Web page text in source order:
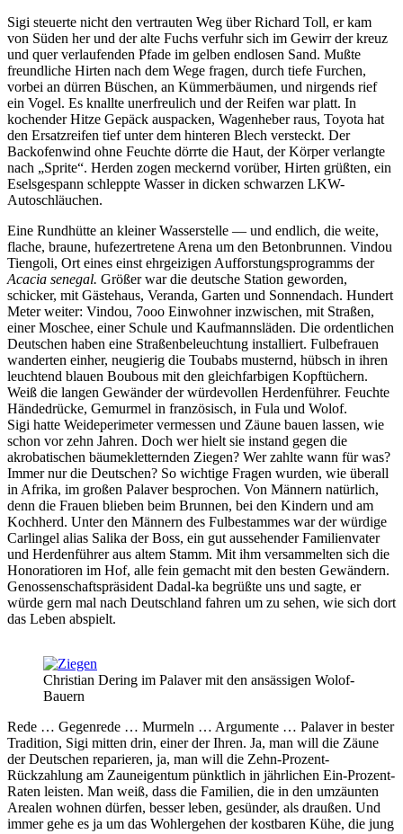
Sigi steuerte nicht den vertrauten Weg über Richard Toll, er kam
von Süden her und der alte Fuchs verfuhr sich im Gewirr der kreuz
und quer verlaufenden Pfade im gelben endlosen Sand. Mußte
freundliche Hirten nach dem Wege fragen, durch tiefe Furchen,
vorbei an dürren Büschen, an Kümmerbäumen, und nirgends rief
ein Vogel. Es knallte unerfreulich und der Reifen war platt. In
kochender Hitze Gepäck auspacken, Wagenheber raus, Toyota hat
den Ersatzreifen tief unter dem hinteren Blech versteckt. Der
Backofenwind ohne Feuchte dörrte die Haut, der Körper verlangte
nach
Sprite . Herden zogen meckernd vorüber, Hirten grüßten, ein
Eselsgespann schleppte Wasser in dicken schwarzen LKW-
Autoschläuchen.
Eine Rundhütte an kleiner Wasserstelle — und endlich, die weite,
flache, braune, hufezertretene Arena um den Betonbrunnen. Vindou
Tiengoli, Ort eines einst ehrgeizigen Aufforstungsprogramms der
Acacia senegal. Größer war die deutsche Station geworden,
schicker, mit Gästehaus, Veranda, Garten und Sonnendach. Hundert
Meter weiter: Vindou, 7ooo Einwohner inzwischen, mit Straßen,
einer Moschee, einer Schule und Kaufmannsläden. Die ordentlichen
Deutschen haben eine Straßenbeleuchtung installiert. Fulbefrauen
wanderten einher, neugierig die Toubabs musternd, hübsch in ihren
leuchtend blauen Boubous mit den gleichfarbigen Kopftüchern.
Weiß die langen Gewänder der würdevollen Herdenführer. Feuchte
Händedrücke, Gemurmel in französisch, in Fula und Wolof.
Sigi hatte Weideperimeter vermessen und Zäune bauen lassen, wie
schon vor zehn Jahren. Doch wer hielt sie instand gegen die
akrobatischen bäumekletternden Ziegen? Wer zahlte wann für was?
Immer nur die Deutschen? So wichtige Fragen wurden, wie überall
in Afrika, im großen Palaver besprochen. Von Männern natürlich,
denn die Frauen blieben beim Brunnen, bei den Kindern und am
Kochherd. Unter den Männern des Fulbestammes war der würdige
Carlingel alias Salika der Boss, ein gut aussehender Familienvater
und Herdenführer aus altem Stamm. Mit ihm versammelten sich die
Honoratioren im Hof, alle fein gemacht mit den besten Gewändern.
Genossenschaftspräsident Dadal-ka begrüßte uns und sagte, er
würde gern mal nach Deutschland fahren um zu sehen, wie sich dort
das Leben abspielt.
Christian Dering im Palaver mit den ansässigen Wolof-
Bauern
Rede … Gegenrede … Murmeln … Argumente … Palaver in bester
Tradition, Sigi mitten drin, einer der Ihren. Ja, man will die Zäune
der Deutschen reparieren, ja, man will die Zehn-Prozent-
Rückzahlung am Zauneigentum pünktlich in jährlichen Ein-Prozent-
Raten leisten. Man weiß, dass die Familien, die in den umzäunten
Arealen wohnen dürfen, besser leben, gesünder, als draußen. Und
immer gehe es ja um das Wohlergehen der kostbaren Kühe, die jung